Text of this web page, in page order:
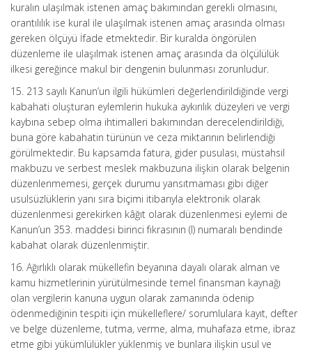
kuralın ulaşılmak istenen amaç bakımından gerekli olmasını,
orantılılık ise kural ile ulaşılmak istenen amaç arasında olması
gereken ölçüyü İfade etmektedir. Bir kuralda öngörülen
düzenleme ile ulaşılmak istenen amaç arasında da ölçülülük
ilkesi gereğince makul bir dengenin bulunması zorunludur.
15. 213 sayılı Kanun’un ilgili hükümleri değerlendirildiğinde vergi
kabahati oluşturan eylemlerin hukuka aykırılık düzeyleri ve vergi
kaybına sebep olma ihtimalleri bakımından derecelendirildiği,
buna göre kabahatin türünün ve ceza miktarının belirlendiği
görülmektedir. Bu kapsamda fatura, gider pusulası, müstahsil
makbuzu ve serbest meslek makbuzuna ilişkin olarak belgenin
düzenlenmemesi, gerçek durumu yansıtmaması gibi diğer
usulsüzlüklerin yanı sıra biçimi itibarıyla elektronik olarak
düzenlenmesi gerekirken kâğıt olarak düzenlenmesi eylemi de
Kanun’un 353. maddesi birinci fıkrasının (l) numaralı bendinde
kabahat olarak düzenlenmiştir.
16. Ağırlıklı olarak mükellefin beyanına dayalı olarak alman ve
kamu hizmetlerinin yürütülmesinde temel finansman kaynağı
olan vergilerin kanuna uygun olarak zamanında ödenip
ödenmediğinin tespiti için mükelleflere/ sorumlulara kayıt, defter
ve belge düzenleme, tutma, verme, alma, muhafaza etme, ibraz
etme gibi yükümlülükler yüklenmiş ve bunlara ilişkin usul ve